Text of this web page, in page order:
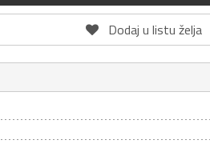
Dodaj u listu želja